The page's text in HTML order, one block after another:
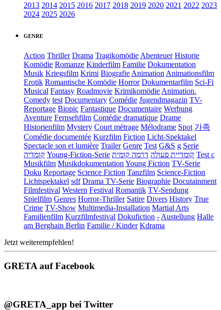
2013 2014 2015 2016 2017 2018 2019 2020 2021 2022 2023
2024 2025 2026
GENRE
Action Thriller Drama Tragikomödie Abenteuer Historie
Komödie Romanze Kinderfilm Familie Dokumentation
Musik Kriegsfilm Krimi Biografie Animation Animationsfilm
Erotik Romantische Komödie Horror Dokumentarfilm Sci-Fi
Musical Fantasy Roadmovie Krimikomödie Animation.
Comedy test Documentary Comédie Jugendmagazin TV-
Reportage Biopic Fantastique Documentaire Werbung
Aventure Fernsehfilm Comédie dramatique Drame
Historienfilm Mystery Court métrage Mélodrame Spot 가족
Comédie documentée Kurzfilm Fiction Licht-Spektakel
Spectacle son et lumière Trailer Genre Test G&S g Serie
קומדיה Young-Fiction-Serie קומדיית פעולה דרמה קומית
Test c
Musikfilm Musikdokumentation Young Fiction TV-Serie
Doku Reportage Science Fiction Tanzfilm Science-Fiction
Lichtspektakel sdf Drama TV-Serie Biographie Docutainment
Filmfestival Western Festival Romantik TV-Sendung
Spielfilm Genres Horror-Thriller Satire Divers History True
Crime TV-Show Multimedia-Installation Martial Arts
Familienfilm Kurzfilmfestival Dokufiction - Austellung Halle
am Berghain Berlin Familie / Kinder Kdrama
Jetzt weiterempfehlen!
GRETA auf Facebook
@GRETA_app bei Twitter